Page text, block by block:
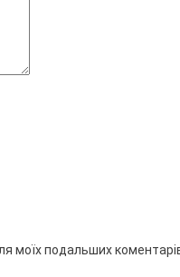
моїх подальших